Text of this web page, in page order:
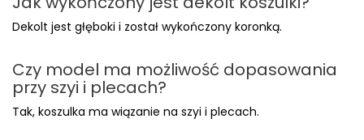
Dekolt jest głęboki i został wykończony koronką.
Czy model ma możliwość dopasowania
przy szyi i plecach?
Tak, koszulka ma wiązanie na szyi i plecach.